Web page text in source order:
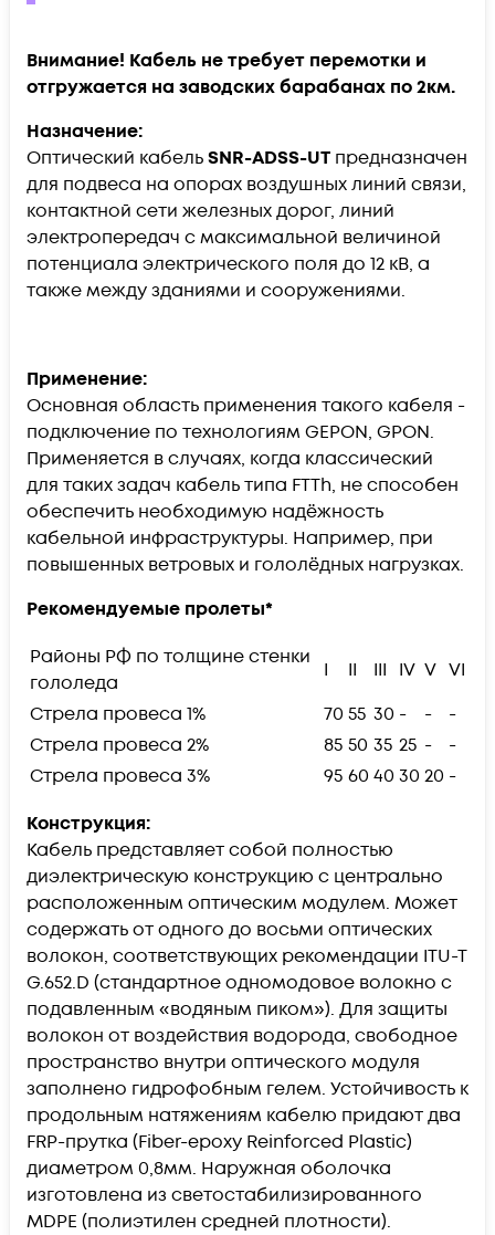
Внимание! Кабель не требует перемотки и
отгружается на заводских барабанах по 2км.
Назначение:
Оптический кабельSNR-ADSS-UT предназначен
для подвеса на опорах воздушных линий связи,
контактной сети железных дорог, линий
электропередач с максимальной величиной
потенциала электрического поля до 12 кВ, а
также между зданиями и сооружениями.
Применение:
Основная область применения такого кабеля -
подключение по технологиям GEPON, GPON.
Применяется в случаях, когда классический
для таких задач кабель типа FTTh, не способен
обеспечить необходимую надёжность
кабельной инфраструктуры. Например, при
повышенных ветровых и гололёдных нагрузках.
Рекомендуемые пролеты*
Районы РФ по толщине стенки
гололеда
I II III IV V VI
Стрела провеса 1%
70 55 30 - -
-
Стрела провеса 2%
85 50 35 25 -
-
Стрела провеса 3%
95 60 40 30 20 -
Конструкция:
Кабель представляет собой полностью
диэлектрическую конструкцию с центрально
расположенным оптическим модулем. Может
содержать от одного до восьми оптических
волокон, соответствующих рекомендации ITU-T
G.652.D (стандартное одномодовое волокно с
подавленным «водяным пиком»). Для защиты
волокон от воздействия водорода, свободное
пространство внутри оптического модуля
заполнено гидрофобным гелем. Устойчивость к
продольным натяжениям кабелю придают два
FRP-прутка (Fiber-epoxy Reinforced Plastic)
диаметром 0,8мм. Наружная оболочка
изготовлена из светостабилизированного
MDPE (полиэтилен средней плотности).